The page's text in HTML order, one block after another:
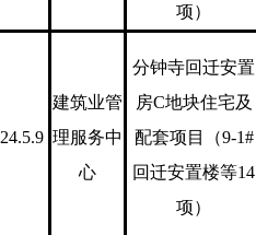
项）
建筑业管
理服务中
心
分钟寺回迁安置
房C地块住宅及
配套项目（9-1#
回迁安置楼等14
项）